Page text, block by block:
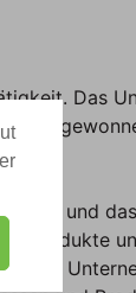
Das
hat
und
Produkte
des